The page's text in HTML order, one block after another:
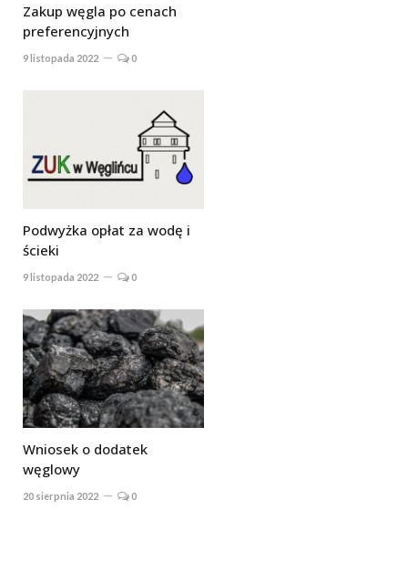
Zakup węgla po cenach
preferencyjnych
9 listopada 2022 0
Podwyżka opłat za wodę i
ścieki
9 listopada 2022 0
Wniosek o dodatek
węglowy
20 sierpnia 2022 0